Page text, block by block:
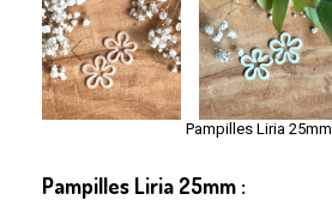
Pampilles Liria 25mm
Pampilles Liria 25mm :